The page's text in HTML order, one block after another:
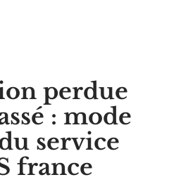
perdue
: mode
service
france